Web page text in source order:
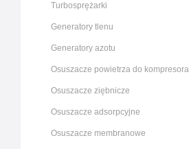
Turbosprężarki
Generatory tlenu
Generatory azotu
Osuszacze powietrza do kompresora
Osuszacze ziębnicze
Osuszacze adsorpcyjne
Osuszacze membranowe